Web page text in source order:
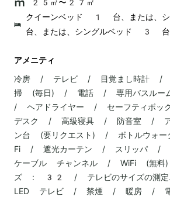
25㎡〜27㎡
クイーンベッド 1 台、または、
台、または、シングルベッド 3 台
アメニティ
冷房 / テレビ / 目覚まし時計 /
掃 (毎日) / 電話 / 専用バスルー
/ ヘアドライヤー / セーフティボ
デスク / 高級寝具 / 防音室 / ア
ン台 (要リクエスト) / ボトルウォ
Fi / 遮光カーテン / スリッパ /
ケーブル チャンネル / WiFi (無料
ズ : 32 / テレビのサイズの測
LED テレビ / 禁煙 / 暖房 / 電